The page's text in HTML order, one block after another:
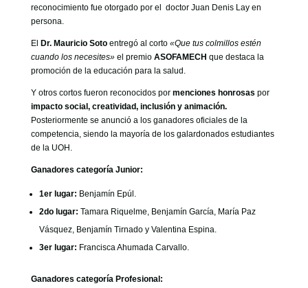
reconocimiento fue otorgado por el doctor Juan Denis Lay en
persona.
El Dr. Mauricio Sotoentregó al corto «Que tus colmillos estén
cuando los necesites»el premio ASOFAMECH que destaca la
promoción de la educación para la salud.
Y otros cortos fueron reconocidos por menciones honrosas por
impacto social, creatividad, inclusión y animación.
Posteriormente se anunció a los ganadores oficiales de la
competencia, siendo la mayoría de los galardonados estudiantes
de la UOH.
Ganadores categoría Junior:
1er lugar: Benjamín Epúl.
2do lugar: Tamara Riquelme, Benjamín García, María Paz
Vásquez, Benjamín Tirnado y Valentina Espina.
3er lugar: Francisca Ahumada Carvallo.
Ganadores categoría Profesional: